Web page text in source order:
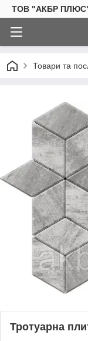
ТОВ "АКБР
Товари та
Тротуарна